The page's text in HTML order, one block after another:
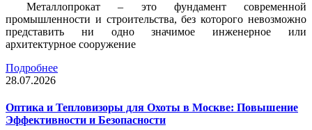
Металлопрокат – это фундамент современной
промышленности и строительства, без которого невозможно
представить ни одно значимое инженерное или
архитектурное сооружение
Подробнее
28.07.2026
Оптика и Тепловизоры для Охоты в Москве: Повышение
Эффективности и Безопасности